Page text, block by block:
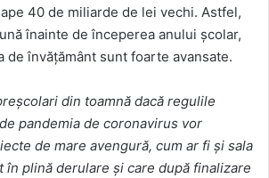
40 de miliarde de lei vechi. Astfel,
înainte de începerea anului școlar,
de învățământ sunt foarte avansate.
din toamnă dacă regulile
pandemia de coronavirus vor
de mare avengură, cum ar fi și sala
în plină derulare și care după finalizare